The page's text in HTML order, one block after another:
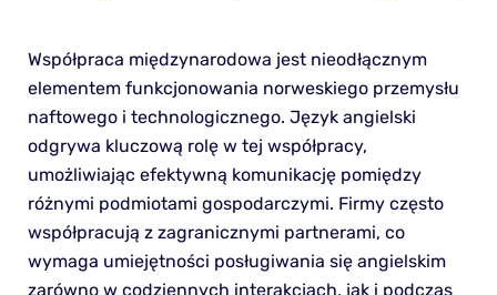
Współpraca międzynarodowa jest nieodłącznym
elementem funkcjonowania norweskiego przemysłu
naftowego i technologicznego. Język angielski
odgrywa kluczową rolę w tej współpracy,
umożliwiając efektywną komunikację pomiędzy
różnymi podmiotami gospodarczymi. Firmy często
współpracują z zagranicznymi partnerami, co
wymaga umiejętności posługiwania się angielskim
zarówno w codziennych interakcjach, jak i podczas